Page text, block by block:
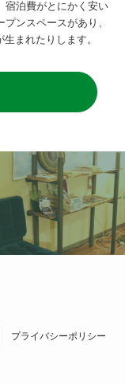
宿泊費がとにかく安い
ンスペースがあり、
まれたりします。
プライバシーポリシー